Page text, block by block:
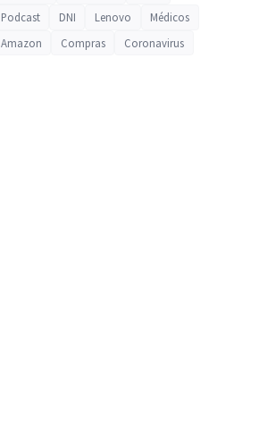
Podcast
DNI Lenovo
Médicos
Amazon
Compras Coronavirus